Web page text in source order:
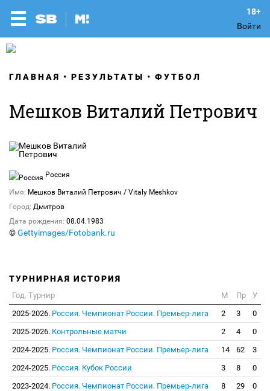
Войти
ГЛАВНАЯ РЕЗУЛЬТАТЫ ФУТБОЛ
Мешков Виталий Петрович
Россия
Имя: Мешков Виталий Петрович / Vitaly Meshkov
Город: Дмитров
Дата рождения: 08.04.1983
©Gettyimages/Fotobank.ru
ТУРНИРНАЯ ИСТОРИЯ
Год. Турнир М Пр
У
2025-2026. Россия. Чемпионат России. Премьер-лига 2 3
0
2025-2026. Контрольные матчи 2 4
0
2024-2025. Россия. Чемпионат России. Премьер-лига 14 62
3
2024-2025. Россия. Кубок России 3 8
0
2023-2024. Россия. Чемпионат России. Премьер-лига 8 29
0